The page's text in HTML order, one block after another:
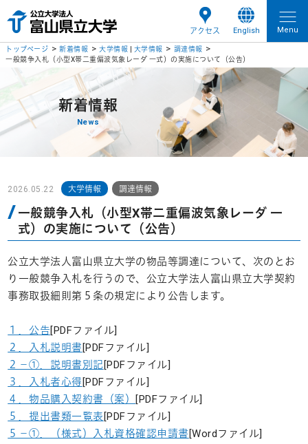
アクセス English Menu
トップページ 新着情報 大学情報 大学情報
調達情報
一般競争入札（小型X帯二重偏波気象レーダ 一式）の実施について（公告）
新着情報
News
2026.05.22 大学情報 調達情報
一般競争入札（小型X帯二重偏波気象レーダ 一
式）の実施について（公告）
公立大学法人富山県立大学の物品等調達について、次のとお
り一般競争入札を行うので、公立大学法人富山県立大学契約
事務取扱細則第５条の規定により公告します。
１．公告[PDFファイル]
２．入札説明書 [PDFファイル]
２－①．説明書別記 [PDFファイル]
３．入札者心得 [PDFファイル]
４．物品購入契約書（案） [PDFファイル]
５．提出書類一覧表 [PDFファイル]
５－①．（様式）入札資格確認申請書 [Wordファイル]